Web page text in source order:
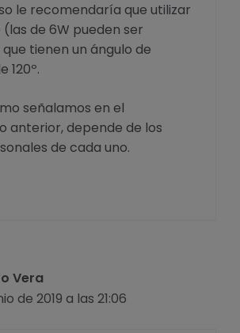
le recomendaría que utilizar
(las de 6W pueden ser
tienen un ángulo de
120º.
señalamos en el
anterior, depende de los
de cada uno.
Vera
de 2019 a las 21:06